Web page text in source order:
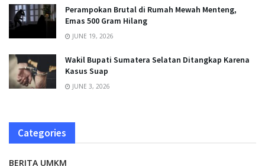
Perampokan Brutal di Rumah Mewah Menteng,
Emas 500 Gram Hilang
JUNE 19, 2026
Wakil Bupati Sumatera Selatan Ditangkap Karena
Kasus Suap
JUNE 3, 2026
Categories
BERITA UMKM